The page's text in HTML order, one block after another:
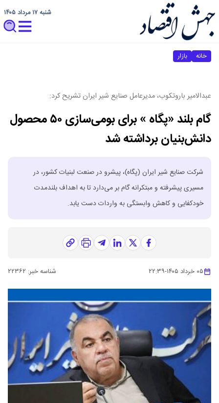
شنبه ۱۷ مرداد ۱۴۰۵
خانه بازار
عبدالامیر باروتکوب، مدیرعامل صنایع شیر ایران تشریح کرد:
گام بلند «پگاه » برای بومی‌سازی ۵۰ محصول
دانش‌بنیان برداشته شد
شرکت صنایع شیر ایران (پگاه)، پیشرو در صنعت لبنیات کشور، در
مسیری پیشرفته و مبتکرانه گام بر می‌دارد تا به اهداف بلندمدت
خودکفایی و کاهش وابستگی به واردات دست یابد.
۰۵ خرداد ۱۴۰۵ -۲۲:۳۹ شناسه خبر: ۲۲۳۶۲